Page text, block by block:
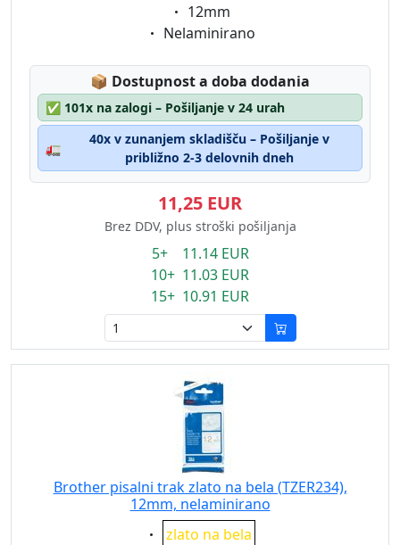
Eigenschaft:
12mm
Eigenschaft:
Nelaminirano
📦 Lagerstatus:
Dostupnost a doba dodania
✅ 101x na zalogi – Pošiljanje v 24 urah
🚛
40x v zunanjem skladišču – Pošiljanje v
približno 2-3 delovnih dneh
11,25 EUR
Brez DDV, plus stroški pošiljanja
5+ 11.14 EUR
10+ 11.03 EUR
15+ 10.91 EUR
Brother pisalni trak zlato na bela (TZER234),
12mm, nelaminirano
Eigenschaft:
zlato na bela